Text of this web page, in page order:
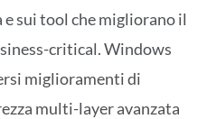
sui tool che migliorano il
critical. Windows
miglioramenti di
multi-layer avanzata